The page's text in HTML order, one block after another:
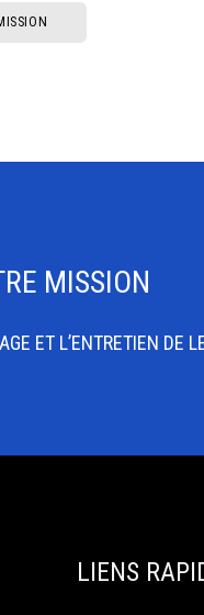
MISSION
ET L’ENTRETIEN DE
LIENS